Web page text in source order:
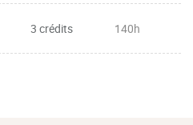
3 crédits 140h